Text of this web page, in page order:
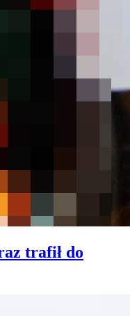
trafił do